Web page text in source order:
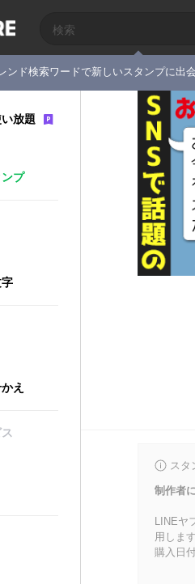
ンド検索ワードで新しいスタンプに出
放題
プ
え
スタ
制作者
LINEヤ
用します
購入日